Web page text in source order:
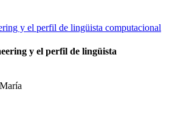
y el perfil de lingüista computacional
y el perfil de lingüista